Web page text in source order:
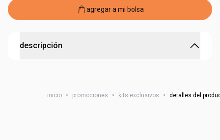
agregar a mi bolsa
descripción
inicio • promociones • kits exclusivos • detalles del